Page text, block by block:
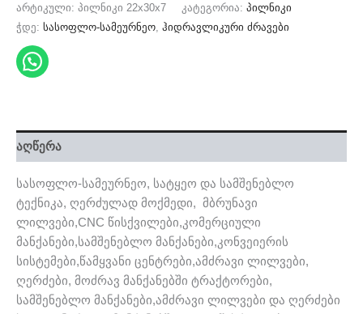
არტიკული: პილნიკი 22x30x7 კატეგორია: პილნიკი
ჭდე: სასოფლო-სამეურნეო ჰიდრავლიკური ძრავები
აღწერა
სასოფლო-სამეურნეო, სატყეო და სამშენებლო
ტექნიკა, ღერძულად მოქმედი, მბრუნავი
ლილვები,CNC წისქვილები,კომერციული
მანქანები,სამშენებლო მანქანები,კონვეიერის
სისტემები,წამყვანი ცენტრები,ამძრავი ლილვები,
ღერძები, მოძრავ მანქანებში ტრაქტორები,
სამშენებლო მანქანები,ამძრავი ლილვები და ღერძები